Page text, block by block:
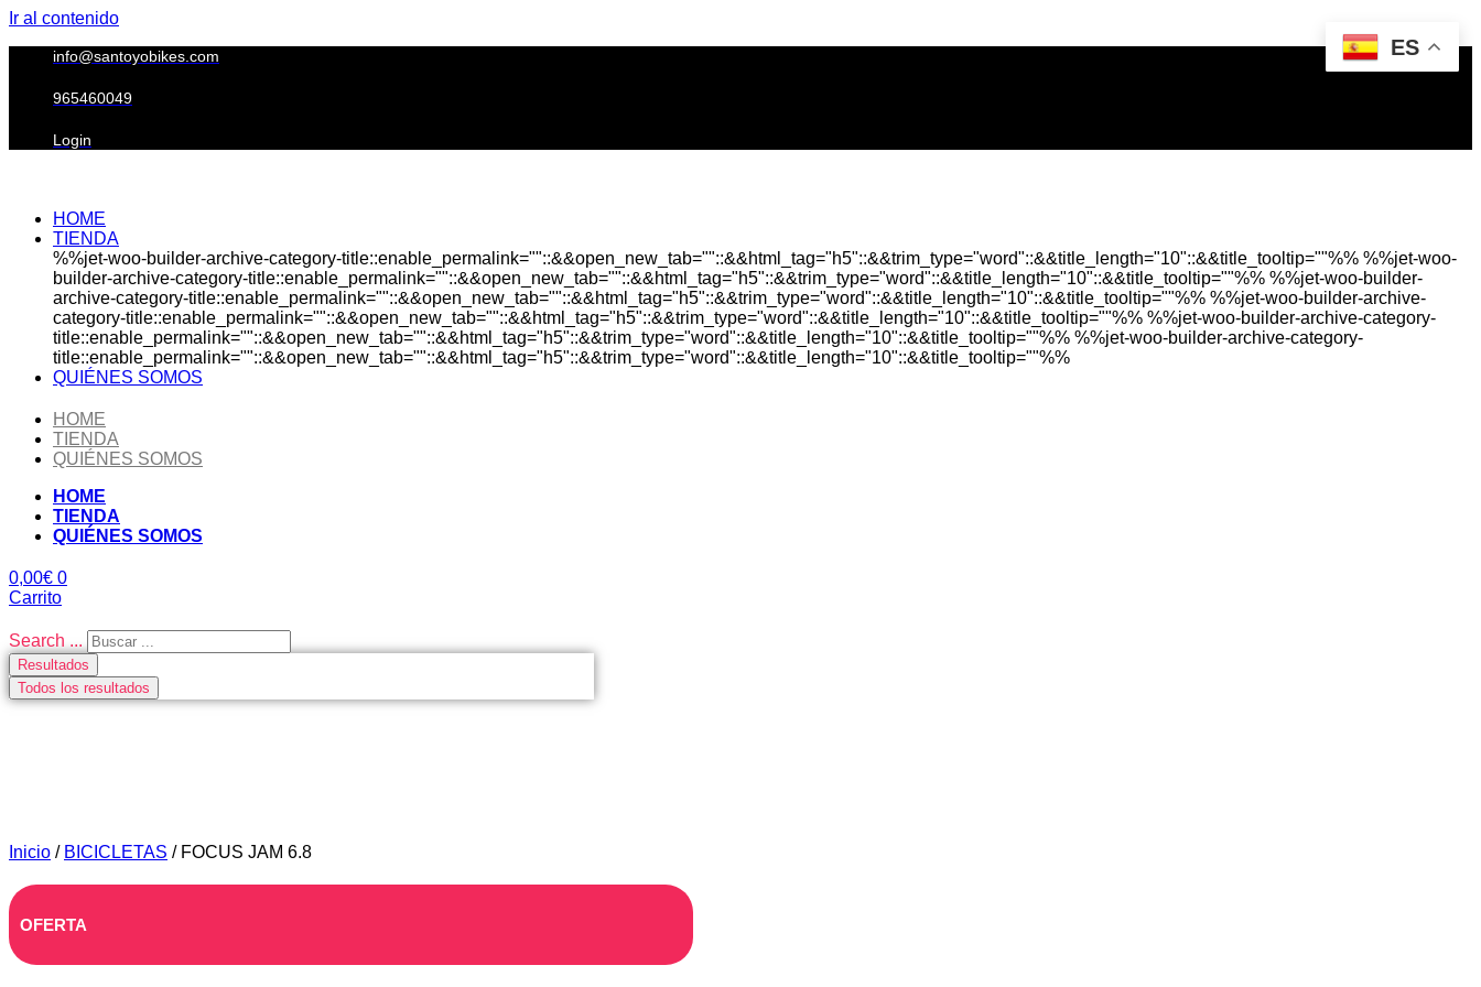
Ir al contenido
info@santoyobikes.com
965460049
Login
HOME
TIENDA
%%jet-woo-builder-archive-category-title::enable_permalink=""::&&open_new_tab=""::&&html_tag="h5"::&&trim_type="word"::&&title_length="10"::&&title_tooltip=""%% %%jet-woo-
builder-archive-category-title::enable_permalink=""::&&open_new_tab=""::&&html_tag="h5"::&&trim_type="word"::&&title_length="10"::&&title_tooltip=""%% %%jet-woo-builder-
archive-category-title::enable_permalink=""::&&open_new_tab=""::&&html_tag="h5"::&&trim_type="word"::&&title_length="10"::&&title_tooltip=""%% %%jet-woo-builder-archive-
category-title::enable_permalink=""::&&open_new_tab=""::&&html_tag="h5"::&&trim_type="word"::&&title_length="10"::&&title_tooltip=""%% %%jet-woo-builder-archive-category-
title::enable_permalink=""::&&open_new_tab=""::&&html_tag="h5"::&&trim_type="word"::&&title_length="10"::&&title_tooltip=""%% %%jet-woo-builder-archive-category-
title::enable_permalink=""::&&open_new_tab=""::&&html_tag="h5"::&&trim_type="word"::&&title_length="10"::&&title_tooltip=""%%
QUIÉNES SOMOS
HOME
TIENDA
QUIÉNES SOMOS
HOME
TIENDA
QUIÉNES SOMOS
0,00€ 0
Carrito
Search ...
Resultados
Todos los resultados
Inicio / BICICLETAS / FOCUS JAM 6.8
OFERTA
ES